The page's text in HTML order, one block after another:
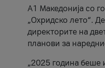
A1 Македонија со
„Охридско лето“.
директорите на
планови за
„2025 година беше